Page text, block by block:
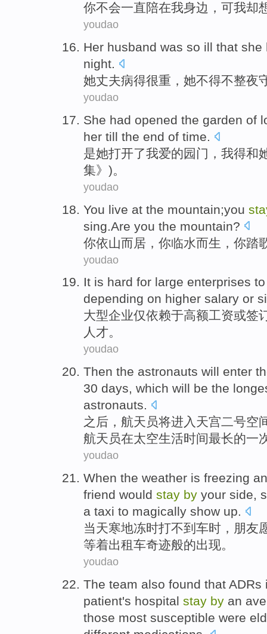
你不会一直陪在我身边 ，可我却
youdao
Her husband was so ill that she
night.
她丈夫病得很重， 她不得不整夜
youdao
She had opened the garden of
her till the end of time.
是她打开了我爱的园 门， 我得和
集》)。
youdao
You live at the mountain;you
sing.Are you the mountain?
你依山而居，你临水而生，你踏
youdao
It is hard for large enterprises
depending on higher salary or
大型企业仅依赖于高额工资或签
人才。
youdao
Then the astronauts will enter
30 days, which will be the
astronauts.
之后 ， 航天员将进入 天宫二号空
航天员在太空生活时间最长的一
youdao
When the weather is freezing
friend would stay by your side,
a taxi to magically show up.
当天寒地冻时打不到车时， 朋友
等着出租车奇迹般的出现。
youdao
The team also found that ADRs
patient's hospital stay by an
those most susceptible were